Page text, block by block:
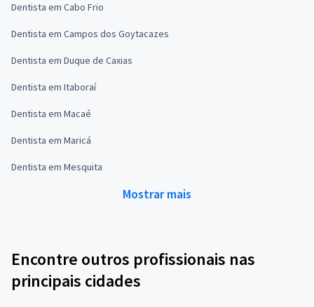
Dentista em Cabo Frio
Dentista em Campos dos Goytacazes
Dentista em Duque de Caxias
Dentista em Itaboraí
Dentista em Macaé
Dentista em Maricá
Dentista em Mesquita
Mostrar mais
Encontre outros profissionais nas
principais cidades